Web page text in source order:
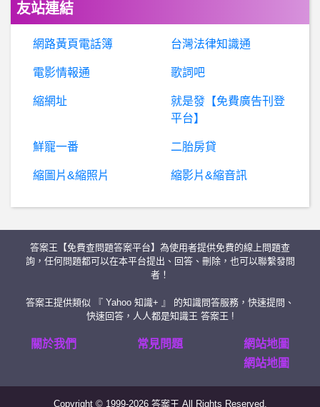
c
elercoin是真的嗎？celercoin安全嗎？celercoin是詐騙嗎？
智富學家詐騙、計畫保本方案詐騙 『通報』
英
雄聯盟- JDG vs GENG 都幾? JDG vs GENG 都幾?
BaseballXXXX- 美國邦 再見安打 美國邦 再見安打
BaseballXXXX- 吱挑戰賽28人 吱挑戰賽28人
友站連結
網路黃頁電話簿 台灣法律知識通
電影情報通 歌詞吧
縮網址
就是發【免費廣告刊登
平台】
鮮寵一番 二胎房貸
縮圖片&縮照片 縮影片&縮音訊
答案王【免費查問題答案平台】為使用者提供免費的線上問題查
詢，任何問題都可以在本平台提出、回答、刪除，也可以聯繫發問
者！
答案王提供類似 『 Yahoo 知識+ 』 的知識問答服務，快速提問、
快速回答，人人都是知識王 答案王 !
關於我們 常見問題
網站地圖
網站地圖
Copyright © 1999-2026 答案王 All Rights Reserved.